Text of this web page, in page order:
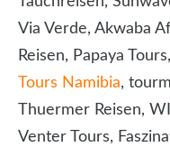
Via Verde, Akwaba
Reisen, Papaya
Tours Namibia,
Thuermer Reisen,
Venter Tours,